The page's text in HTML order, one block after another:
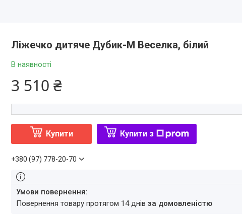
Ліжечко дитяче Дубик-М Веселка, білий
В наявності
3 510 ₴
Купити Купити з
+380 (97) 778-20-70
повернення товару протягом 14 днівза домовленістю